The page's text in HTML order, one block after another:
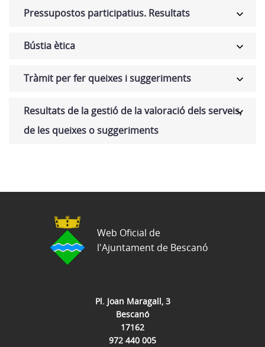
Pressupostos participatius. Resultats
Bústia ètica
Tràmit per fer queixes i suggeriments
Resultats de la gestió de la valoració dels serveis,
de les queixes o suggeriments
Pl. Joan Maragall, 3
Bescanó
17162
972 440 005
Web Oficial de
l'Ajuntament de Bescanó